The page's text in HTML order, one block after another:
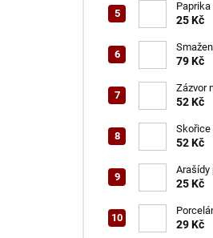
25 Kč
79 Kč
Zázvor
52 Kč
Skořice
52 Kč
Arašídy
ENSA
25 Kč
CHAN
29 Kč